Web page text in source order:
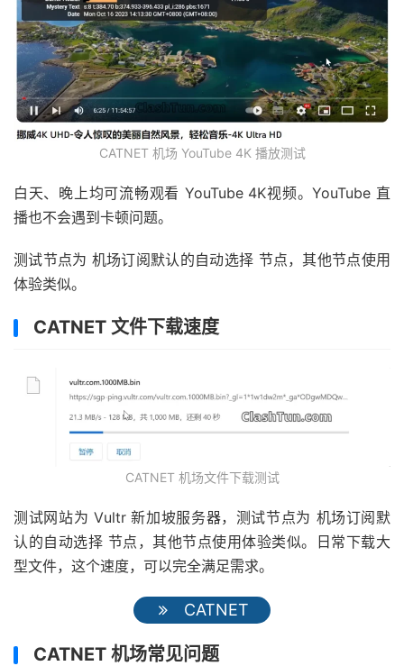
CATNET 机场 YouTube 4K 播放测试
白天、晚上均可流畅观看 YouTube 4K视频。YouTube 直
播也不会遇到卡顿问题。
测试节点为 机场订阅默认的自动选择 节点，其他节点使用
体验类似。
CATNET 文件下载速度
CATNET 机场文件下载测试
测试网站为 Vultr 新加坡服务器，测试节点为 机场订阅默
认的自动选择 节点，其他节点使用体验类似。日常下载大
型文件，这个速度，可以完全满足需求。
CATNET
CATNET 机场常见问题